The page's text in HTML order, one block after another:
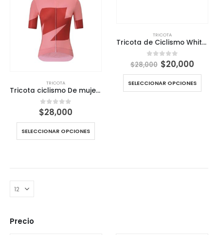
TRICOTA
Tricota ciclismo De mujer Redsky Cyclinder 4 bolsillos
0out of 5
$28,000
SELECCIONAR OPCIONES
TRICOTA
Tricota de Ciclismo White Cyclinder 4 bolsillos para Todos los Niveles
0out of 5
$28,000 El
precio
original
era:
$28,000.
$20,000
es:
SELECCIONAR OPCIONES
Precio